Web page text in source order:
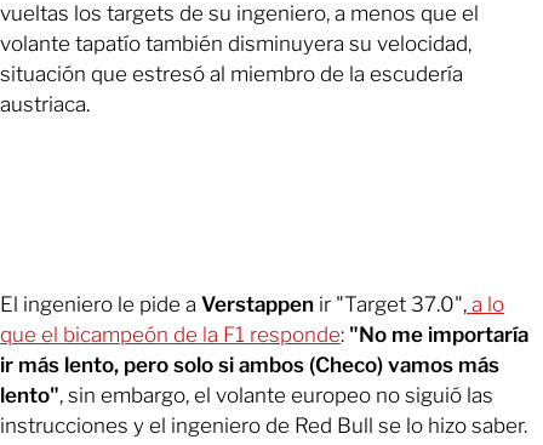
vueltas los targets de su ingeniero, a menos que el
volante tapatío también disminuyera su velocidad,
situación que estresó al miembro de la escudería
austriaca.
El ingeniero le pide a Verstappen ir "Target 37.0", a lo
que el bicampeón de la F1 responde: "No me importaría
ir más lento, pero solo si ambos (Checo) vamos más
lento", sin embargo, el volante europeo no siguió las
instrucciones y el ingeniero de Red Bull se lo hizo saber.